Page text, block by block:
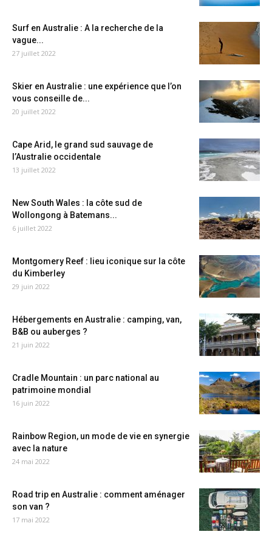
Surf en Australie : A la recherche de la
vague...
27 juillet 2022
Skier en Australie : une expérience que l’on
vous conseille de...
20 juillet 2022
Cape Arid, le grand sud sauvage de
l’Australie occidentale
13 juillet 2022
New South Wales : la côte sud de
Wollongong à Batemans...
6 juillet 2022
Montgomery Reef : lieu iconique sur la côte
du Kimberley
29 juin 2022
Hébergements en Australie : camping, van,
B&B ou auberges ?
21 juin 2022
Cradle Mountain : un parc national au
patrimoine mondial
16 juin 2022
Rainbow Region, un mode de vie en synergie
avec la nature
24 mai 2022
Road trip en Australie : comment aménager
son van ?
17 mai 2022